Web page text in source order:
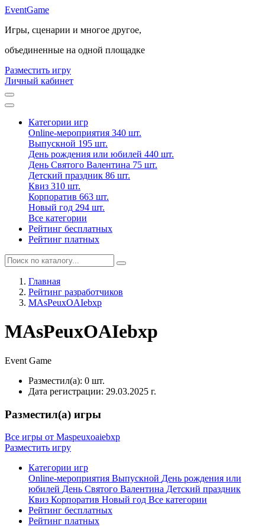
EventGame
Игры, сценарии и многое другое,
объединенные на одной площадке
Разместить игру
Личный кабинет
Категории игр
Online-мероприятия 340 шт.
Выпускной 195 шт.
День рождения или юбилей 440 шт.
День Святого Валентина 75 шт.
Детский праздник 86 шт.
Квиз 310 шт.
Корпоратив 663 шт.
Новый год 294 шт.
Все категории
Рейтинг бесплатных
Рейтинг платных
Главная
Рейтинг разработчиков
MAsPeuxOAIebxp
MAsPeuxOAIebxp
Event Game
Разместил(а): 0 шт.
Дата регистрации: 29.03.2025 г.
Разместил(а) игры
Все игры от Maspeuxoaiebxp
Разместить игру
Категории игр
Online-мероприятия Выпускной День рождения или
юбилей День Святого Валентина Детский праздник
Квиз Корпоратив Новый год Все категории
Рейтинг бесплатных
Рейтинг платных